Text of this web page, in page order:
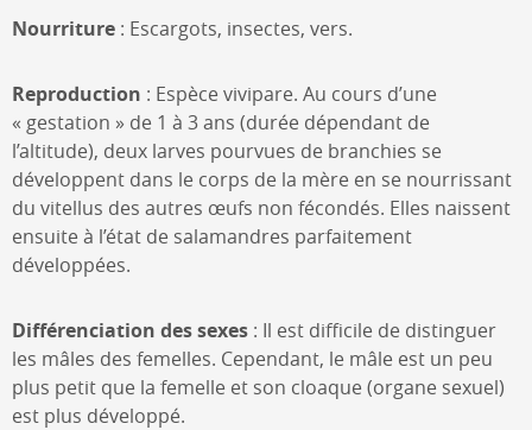
Nourriture : Escargots, insectes, vers.
Reproduction : Espèce vivipare. Au cours d’une
« gestation » de 1 à 3 ans (durée dépendant de
l’altitude), deux larves pourvues de branchies se
développent dans le corps de la mère en se nourrissant
du vitellus des autres œufs non fécondés. Elles naissent
ensuite à l’état de salamandres parfaitement
développées.
Différenciation des sexes : Il est difficile de distinguer
les mâles des femelles. Cependant, le mâle est un peu
plus petit que la femelle et son cloaque (organe sexuel)
est plus développé.